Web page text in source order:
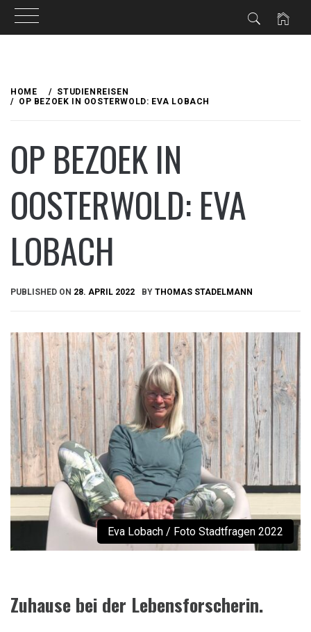
content
HOME
STUDIENREISEN
OP BEZOEK IN OOSTERWOLD: EVA LOBACH
OP BEZOEK IN
OOSTERWOLD: EVA
LOBACH
PUBLISHED ON 28. APRIL 2022 BY THOMAS STADELMANN
Eva Lobach / Foto Stadtfragen 2022
Zuhause bei der Lebensforscherin.